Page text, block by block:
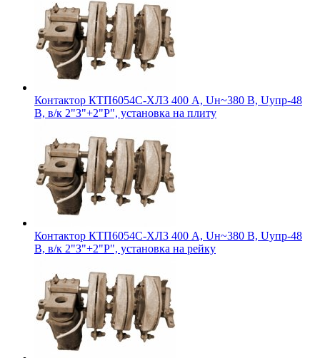
Контактор КТП6054С-ХЛ3 400 А, Uн~380 В, Uупр-48
В, в/к 2"З"+2"Р", установка на плиту
Контактор КТП6054С-ХЛ3 400 А, Uн~380 В, Uупр-48
В, в/к 2"З"+2"Р", установка на рейку